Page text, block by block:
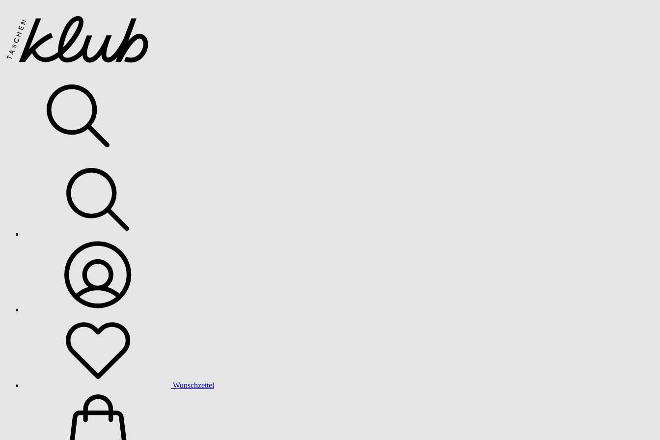
Wunschzettel